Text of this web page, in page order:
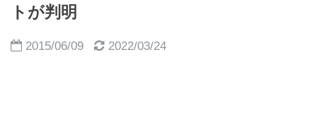
トが判明
2015/06/09 2022/03/24